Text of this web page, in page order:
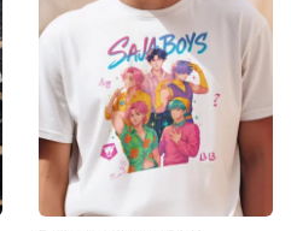
page
multiple
variants.
The
options
may
be